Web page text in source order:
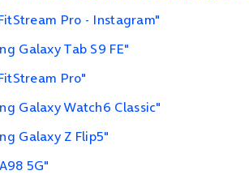
Pro - Instagram"
Galaxy Tab S9 FE"
Pro"
Galaxy Watch6 Classic"
Galaxy Z Flip5"
5G"